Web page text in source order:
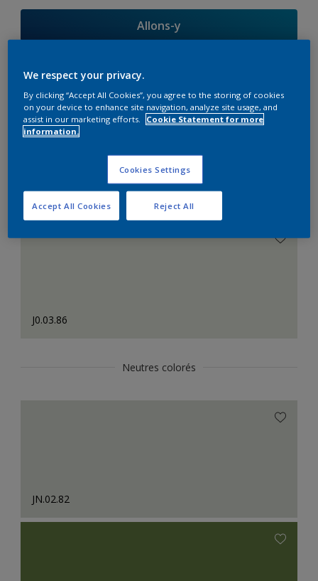
Allons-y
Suggestions
d'Harmonies
Le Blanc Parfait
J0.03.86
Neutres colorés
JN.02.82
We respect your privacy.
By clicking “Accept All Cookies”, you agree to the storing of cookies
on your device to enhance site navigation, analyze site usage, and
assist in our marketing efforts.
Cookie Statement for more
information.
Cookies Settings
Reject All
Accept All Cookies